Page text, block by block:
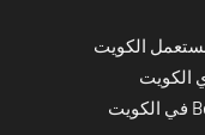
الكويت
الكويت